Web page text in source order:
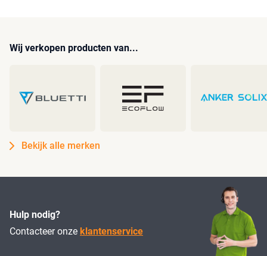
Wij verkopen producten van...
Bekijk alle merken
Hulp nodig?
Contacteer onze klantenservice